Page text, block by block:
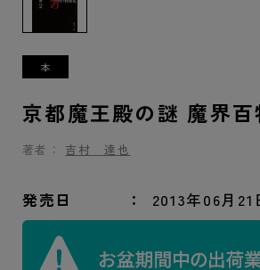
京都魔王殿の謎 魔界百
著者： 吉村 達也
発売日 2013年06月21